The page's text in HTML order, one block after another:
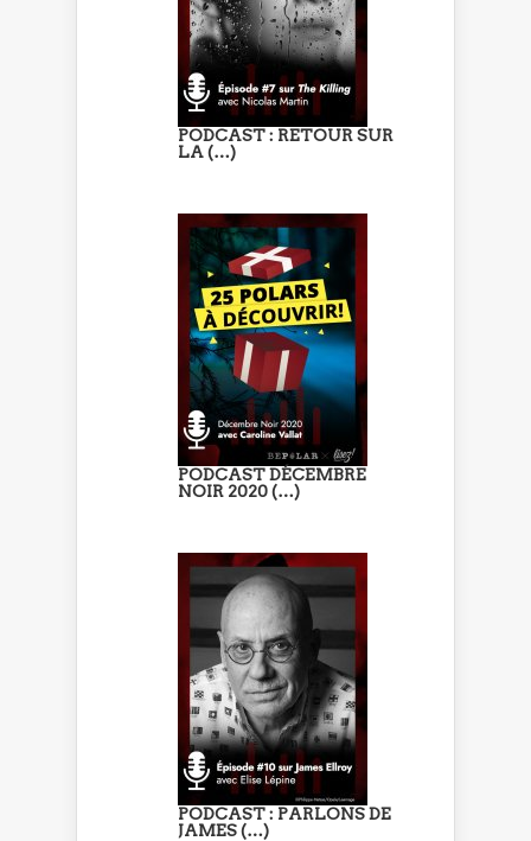
PODCAST : RETOUR SUR
LA (…)
PODCAST DÉCEMBRE
NOIR 2020 (…)
PODCAST : PARLONS DE
JAMES (…)